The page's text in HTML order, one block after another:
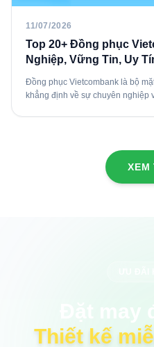
11/07/2026
Top 20+ Đồng phục
Nghiệp, Vững Tin, Uy
Đồng phục Vietcombank là bộ
khẳng định về sự chuyên nghiệp
XEM
Đặt may
Thiết kế